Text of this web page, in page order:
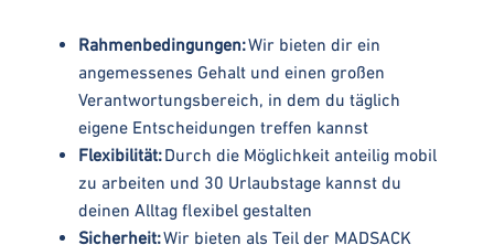
Rahmenbedingungen:Wir bieten dir ein
angemessenes Gehalt und einen großen
Verantwortungsbereich, in dem du täglich
eigene Entscheidungen treffen kannst
Flexibilität:Durch die Möglichkeit anteilig mobil
zu arbeiten und 30 Urlaubstage kannst du
deinen Alltag flexibel gestalten
Sicherheit:Wir bieten als Teil der MADSACK